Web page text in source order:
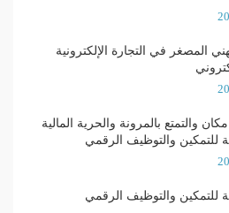
المصغر في التجارة الإلكترونية
والتمتع بالمرونة والحرية المالية
للتمكين والتوظيف الرقمي
للتمكين والتوظيف الرقمي